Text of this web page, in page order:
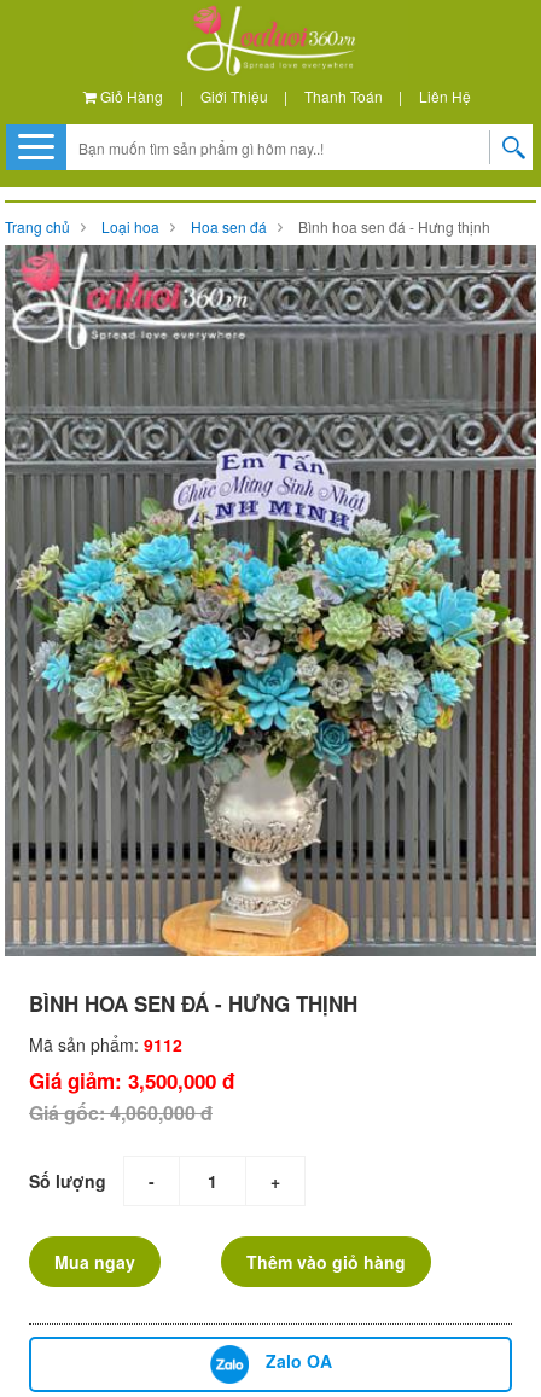
Giỏ Hàng | Giới Thiệu | Thanh Toán | Liên Hệ
Trang chủ Loại hoa Hoa sen đá Bình hoa sen đá - Hưng thịnh
BÌNH HOA SEN ĐÁ - HƯNG THỊNH
Mã sản phẩm: 9112
Giá giảm: 3,500,000 đ
Giá gốc: 4,060,000 đ
Số lượng - +
Mua ngay Thêm vào giỏ hàng
Zalo OA